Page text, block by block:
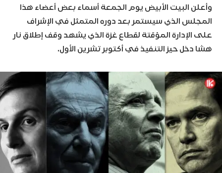
وأعلن البيت الأبيض يوم الجمعة أسماء بعض أعضاء هذا
المجلس الذي سيستمر بعد دوره المتمثل في الإشراف
على الإدارة المؤقتة لقطاع غزة الذي يشهد وقف إطلاق نار
هشا دخل حيز التنفيذ في أكتوبر تشرين الأول.